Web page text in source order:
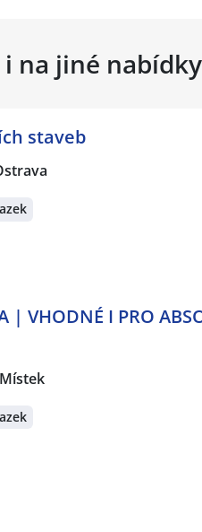
i na jiné
staveb
| VHODNÉ I PRO